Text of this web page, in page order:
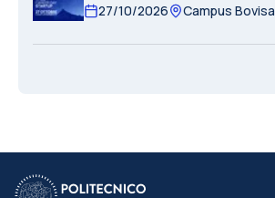
27/10/2026 Campus Bovisa